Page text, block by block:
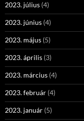
2023. július (4)
2023. június (4)
2023. május (5)
2023. április (3)
2023. március (4)
2023. február (4)
2023. január (5)